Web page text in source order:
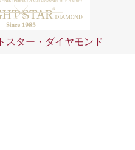
スター・ダイヤモンド